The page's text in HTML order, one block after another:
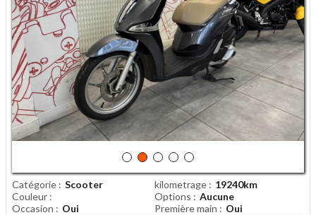
Catégorie Scooter kilometrage
19240km
Couleur
Options
Aucune
Occasion
Oui Première main
Oui